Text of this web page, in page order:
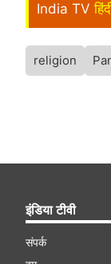
India TV
religion
इंडिया टीवी
संपर्क